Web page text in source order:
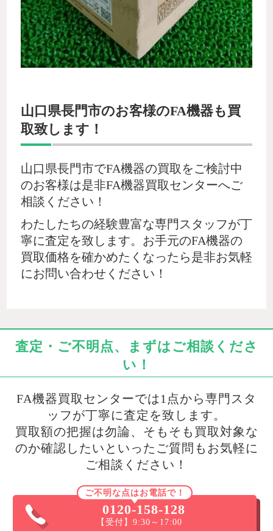
山口県長門市のお客様のFA機器も買
取致します！
山口県長門市でFA機器の買取をご検討中
のお客様は是非FA機器買取センターへご
相談ください！
わたしたちの経験豊富な専門スタッフが丁
寧に査定を致します。お手元のFA機器の
買取価格を確かめたくなったら是非お気軽
にお問い合わせください！
査定・ご不明点、まずはご相談くださ
い！
FA機器買取センターでは1点から専門スタ
ッフが丁寧に査定を致します。
買取額の把握は勿論、そもそも買取対象な
のか確認したいといったご質問もお気軽に
ご相談ください！
ご不明な点はお電話で！
0120-158-128
【受付】9:30～17:00